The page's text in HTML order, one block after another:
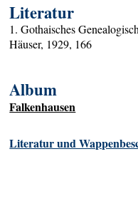
Literatur
1. Gothaisches
Häuser, 1929, 166
Album
Falkenhausen
Literatur und